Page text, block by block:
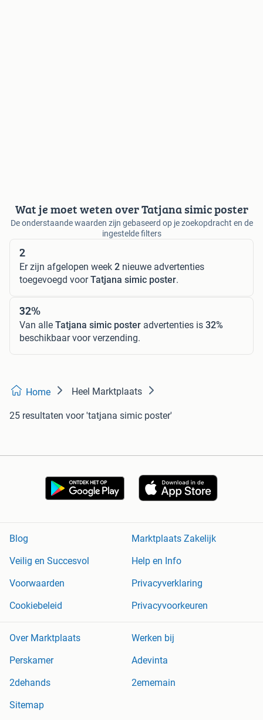
Wat je moet weten over Tatjana simic poster
De onderstaande waarden zijn gebaseerd op je zoekopdracht en de
ingestelde filters
2
Er zijn afgelopen week 2 nieuwe advertenties
toegevoegd voorTatjana simic poster.
32%
Van alle Tatjana simic poster advertenties is 32%
beschikbaar voor verzending.
Home Heel Marktplaats
25 resultaten voor 'tatjana simic poster'
Blog
Marktplaats Zakelijk
Veilig en Succesvol
Help en Info
Voorwaarden
Privacyverklaring
Cookiebeleid
Privacyvoorkeuren
Over Marktplaats
Werken bij
Perskamer
Adevinta
2dehands
2ememain
Sitemap